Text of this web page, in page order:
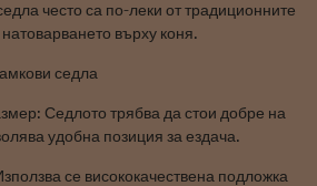
често са по-леки от традиционните
върху коня.
седла
Седлото трябва да стои добре на
удобна позиция за ездача.
се висококачествена подложка